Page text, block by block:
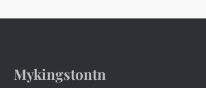
Mykingstontn